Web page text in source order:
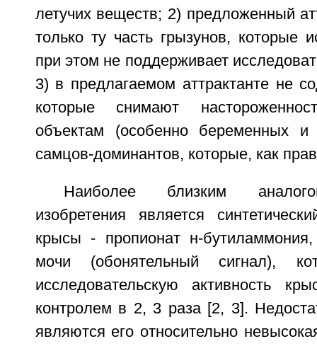
летучих веществ; 2) предложенный
только ту часть грызунов, которые
при этом не поддерживает
3) в предлагаемом аттрактанте не
которые снимают
объектам (особенно беременных
самцов-доминантов, которые, как
Наиболее близким
изобретения является
крысы - пропионат н-
мочи (обонятельный сигнал),
исследовательскую активность
контролем в 2, 3 раза [2, 3].
являются его относительно